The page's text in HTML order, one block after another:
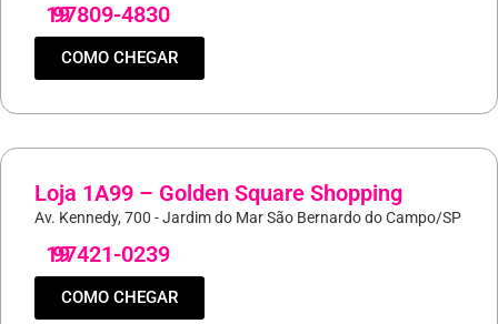
19
97809-4830
COMO CHEGAR
Loja 1A99 – Golden Square Shopping
Av. Kennedy, 700 - Jardim do Mar São Bernardo do Campo/SP
19
97421-0239
COMO CHEGAR